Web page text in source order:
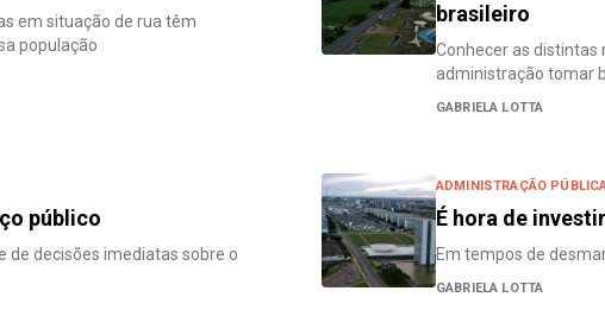
em situação de rua têm
população
brasileiro
Conhecer as distintas
administração tomar
GABRIELA LOTTA
público
de decisões imediatas sobre o
ADMINISTRAÇÃO
É hora de
Em tempos de
GABRIELA LOTTA